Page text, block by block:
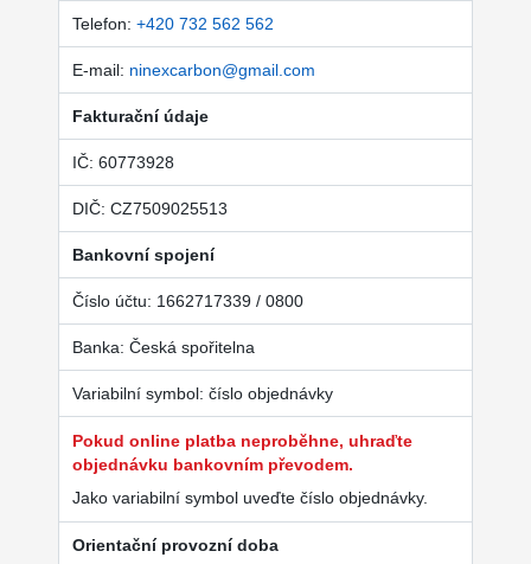
Telefon: +420 732 562 562
E-mail: ninexcarbon@gmail.com
Fakturační údaje
IČ: 60773928
DIČ: CZ7509025513
Bankovní spojení
Číslo účtu: 1662717339 / 0800
Banka: Česká spořitelna
Variabilní symbol: číslo objednávky
Pokud online platba neproběhne, uhraďte
objednávku bankovním převodem.
Jako variabilní symbol uveďte číslo objednávky.
Orientační provozní doba